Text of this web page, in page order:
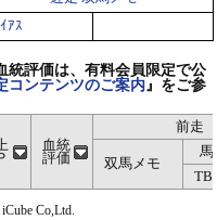
ｱｽ
統評価は、有料会員限定で公
コンテンツのご案内 』をご参
上
血統
評価
前走
双馬メモ
馬
TB
Co,Ltd.